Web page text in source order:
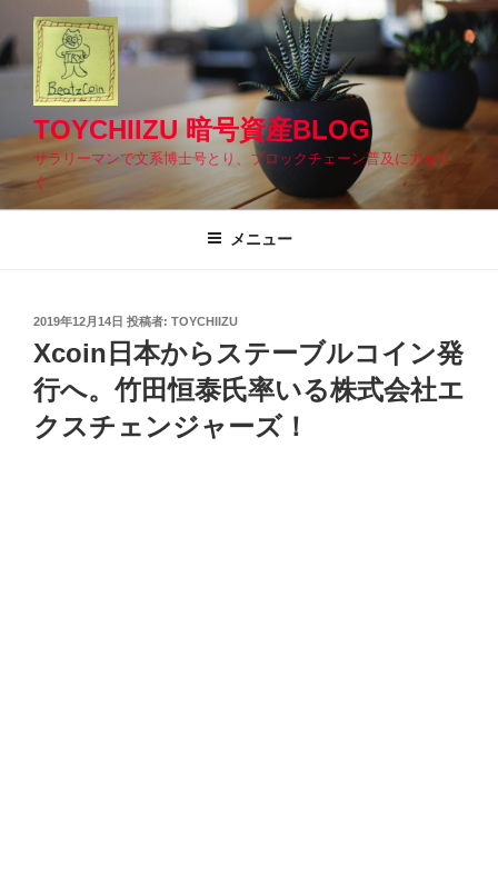
ン
テ
へ
TOYCHIIZU 暗号資産BLOG
サラリーマンで文系博士号とり、ブロックチェーン普及に力を注
ぐ
メニュー
投
稿
日:
2019年12月14日 投稿者: TOYCHIIZU
Xcoin日本からステーブルコイン発
行へ。竹田恒泰氏率いる株式会社エ
クスチェンジャーズ！